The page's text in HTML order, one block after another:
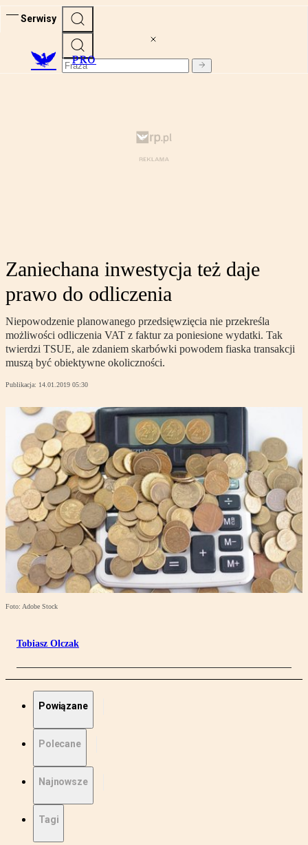
Serwisy
PRO
Zaniechana inwestycja też daje
prawo do odliczenia
Niepowodzenie planowanego przedsięwzięcia nie przekreśla
możliwości odliczenia VAT z faktur za poniesione wydatki. Tak
twierdzi TSUE, ale zdaniem skarbówki powodem fiaska transakcji
muszą być obiektywne okoliczności.
Publikacja: 14.01.2019 05:30
Foto: Adobe Stock
Tobiasz Olczak
Powiązane
Polecane
Najnowsze
Tagi